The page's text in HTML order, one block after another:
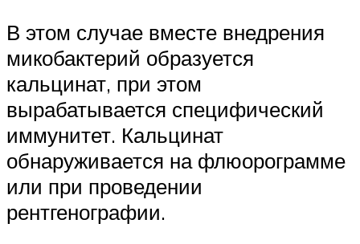
В этом случае вместе внедрения
микобактерий образуется
кальцинат, при этом
вырабатывается специфический
иммунитет. Кальцинат
обнаруживается на флюорограмме
или при проведении
рентгенографии.